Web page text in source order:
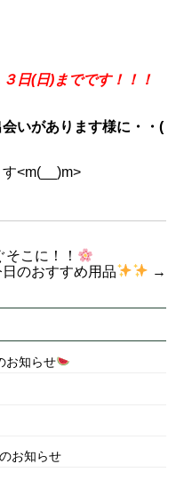
日(日)までです！！！
いがあります様に・・(
<m(__)m>
こに！！
のおすすめ用品
→
お知らせ
お知らせ